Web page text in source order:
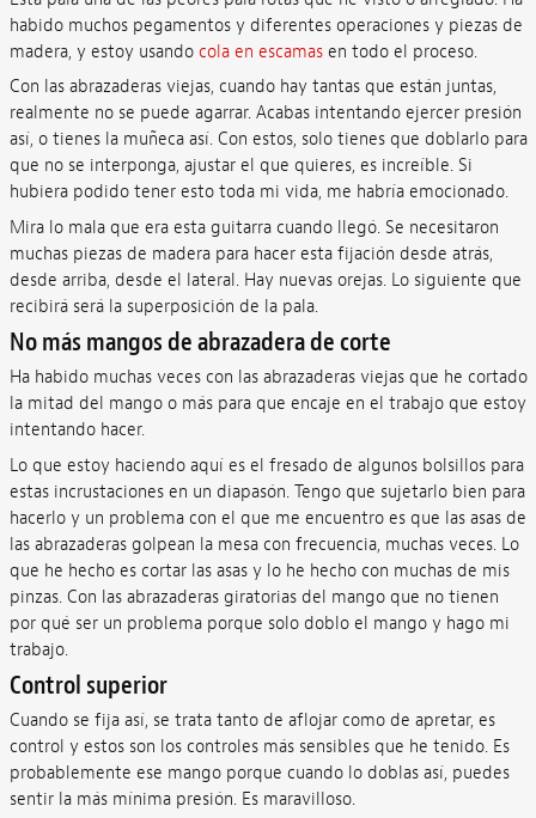
habido muchos pegamentos y diferentes operaciones y piezas de
madera, y estoy usando cola en escamasen todo el proceso.
Con las abrazaderas viejas, cuando hay tantas que están juntas,
realmente no se puede agarrar. Acabas intentando ejercer presión
así, o tienes la muñeca así. Con estos, solo tienes que doblarlo para
que no se interponga, ajustar el que quieres, es increíble. Si
hubiera podido tener esto toda mi vida, me habría emocionado.
Mira lo mala que era esta guitarra cuando llegó. Se necesitaron
muchas piezas de madera para hacer esta fijación desde atrás,
desde arriba, desde el lateral. Hay nuevas orejas. Lo siguiente que
recibirá será la superposición de la pala.
No más mangos de abrazadera de corte
Ha habido muchas veces con las abrazaderas viejas que he cortado
la mitad del mango o más para que encaje en el trabajo que estoy
intentando hacer.
Lo que estoy haciendo aquí es el fresado de algunos bolsillos para
estas incrustaciones en un diapasón. Tengo que sujetarlo bien para
hacerlo y un problema con el que me encuentro es que las asas de
las abrazaderas golpean la mesa con frecuencia, muchas veces. Lo
que he hecho es cortar las asas y lo he hecho con muchas de mis
pinzas. Con las abrazaderas giratorias del mango que no tienen
por qué ser un problema porque solo doblo el mango y hago mi
trabajo.
Control superior
Cuando se fija así, se trata tanto de aflojar como de apretar, es
control y estos son los controles más sensibles que he tenido. Es
probablemente ese mango porque cuando lo doblas así, puedes
sentir la más mínima presión. Es maravilloso.